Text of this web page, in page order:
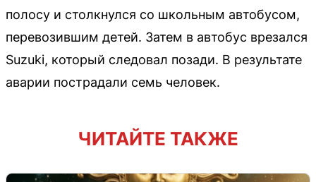
полосу и столкнулся со школьным автобусом,
перевозившим детей. Затем в автобус врезался
Suzuki, который следовал позади. В результате
аварии пострадали семь человек.
ЧИТАЙТЕ ТАКЖЕ